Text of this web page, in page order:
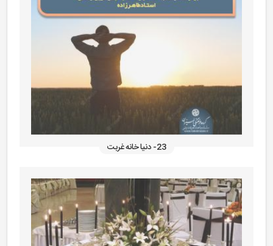
23- دنیا خانه غربت